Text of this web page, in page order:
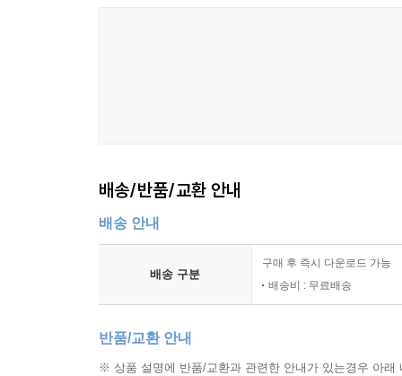
배송/반품/교환 안내
배송 안내
배송 구분
구매 후 즉시 다운로드 가능
배송비 : 무료배송
반품/교환 안내
※ 상품 설명에 반품/교환과 관련한 안내가 있는경우 아